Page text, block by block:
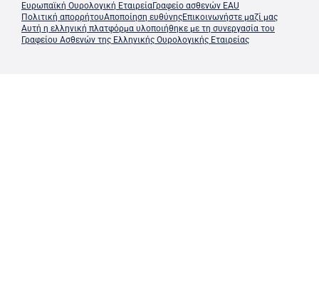
Ευρωπαϊκή Ουρολογική ΕταιρείαΓραφείο ασθενών EAU
Πολιτική απορρήτουΑποποίηση ευθύνηςΕπικοινωνήστε μαζί μας
Αυτή η ελληνική πλατφόρμα υλοποιήθηκε με τη συνεργασία του
Γραφείου Ασθενών της Ελληνικής Ουρολογικής Εταιρείας